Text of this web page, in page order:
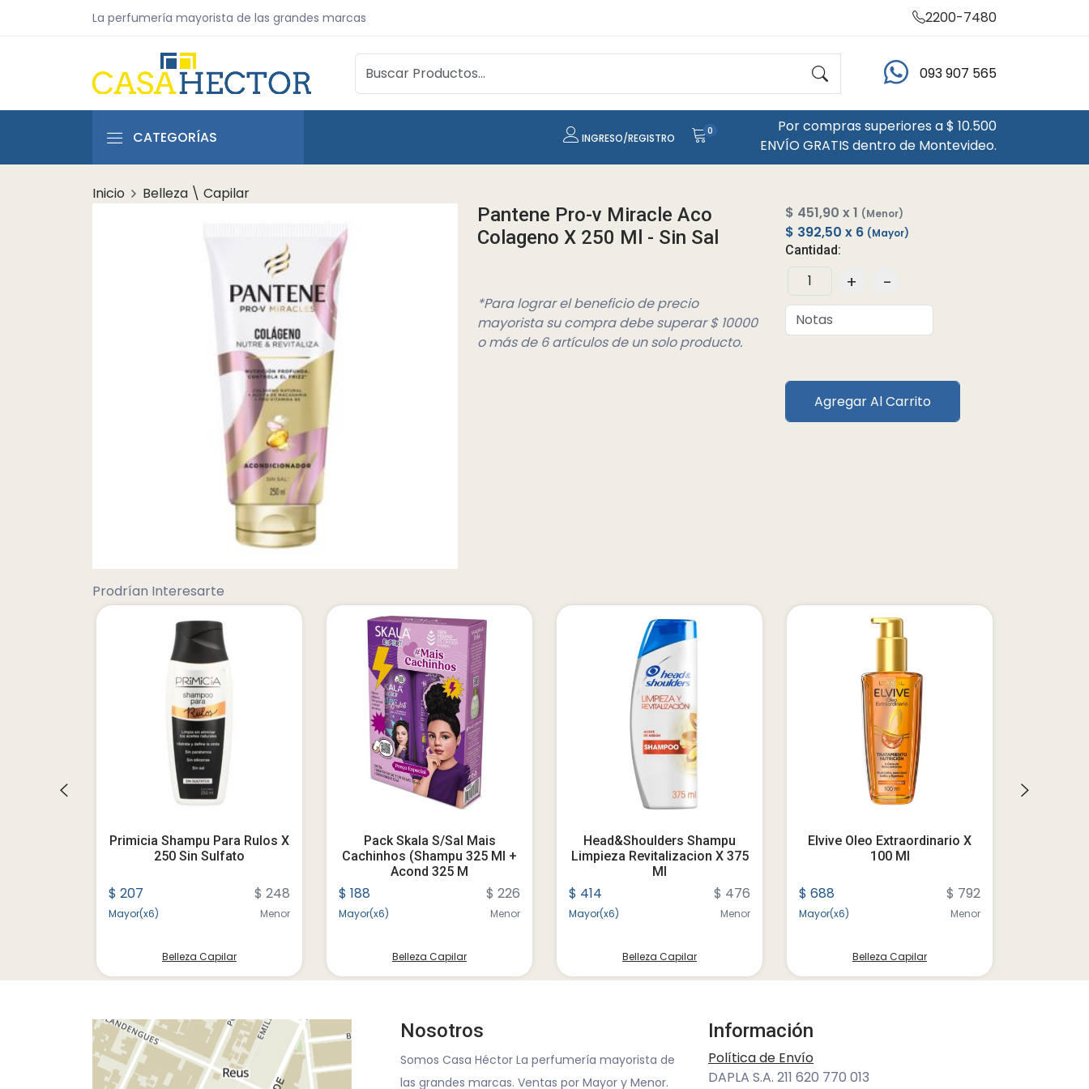
La perfumería mayorista de las grandes marcas 2200-7480
093 907 565
CATEGORÍAS INGRESO/REGISTRO
0
Por compras superiores a $ 10.500
ENVÍO GRATIS dentro de Montevideo.
Inicio Belleza \ Capilar
Pantene Pro-v Miracle Aco
Colageno X 250 Ml - Sin Sal
*Para lograr el beneficio de precio
mayorista su compra debe superar $ 10000
o más de 6 artículos de un solo producto.
$ 451,90 x 1 (Menor)
$ 392,50 x 6 (Mayor)
Cantidad:
+ -
Agregar Al Carrito
Prodrían Interesarte
Primicia Shampu Para Rulos X
250 Sin Sulfato
$ 207
Mayor(x6)
$ 248
Menor
Belleza Capilar
Pack Skala S/sal Mais
Cachinhos (shampu 325 Ml +
Acond 325 M
$ 188
Mayor(x6)
$ 226
Menor
Belleza Capilar
Head&shoulders Shampu
Limpieza Revitalizacion X 375
Ml
$ 414
Mayor(x6)
$ 476
Menor
Belleza Capilar
Elvive Oleo Extraordinario X
100 Ml
$ 688
Mayor(x6)
$ 792
Menor
Belleza Capilar
Nosotros
Somos Casa Héctor La perfumería mayorista de
las grandes marcas. Ventas por Mayor y Menor.
Información
Política de Envío
DAPLA S.A. 211 620 770 013